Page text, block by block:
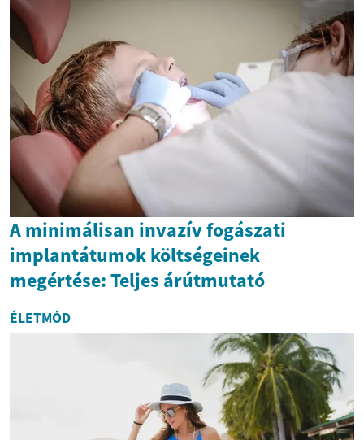
A minimálisan invazív fogászati
implantátumok költségeinek
megértése: Teljes árútmutató
ÉLETMÓD